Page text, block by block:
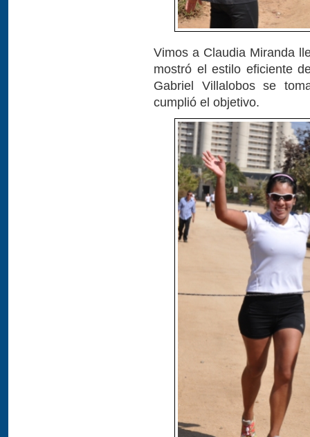
Vimos a Claudia Miranda
mostró el estilo eficiente
Gabriel Villalobos se
cumplió el objetivo.